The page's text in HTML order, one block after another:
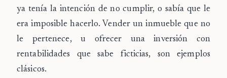
ya tenía la intención de no cumplir, o sabía que le
era imposible hacerlo. Vender un inmueble que no
le pertenece, u ofrecer una inversión con
rentabilidades que sabe ficticias, son ejemplos
clásicos.